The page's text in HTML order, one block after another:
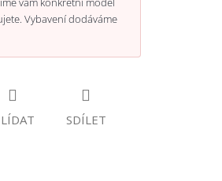
Vybavení dodáváme
SDÍLET